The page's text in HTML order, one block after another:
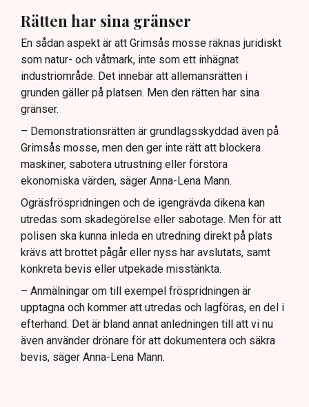
Rätten har sina gränser
En sådan aspekt är att Grimsås mosse räknas juridiskt
som natur- och våtmark, inte som ett inhägnat
industriområde. Det innebär att allemansrätten i
grunden gäller på platsen. Men den rätten har sina
gränser.
– Demonstrationsrätten är grundlagsskyddad även på
Grimsås mosse, men den ger inte rätt att blockera
maskiner, sabotera utrustning eller förstöra
ekonomiska värden, säger Anna-Lena Mann.
Ogräsfröspridningen och de igengrävda dikena kan
utredas som skadegörelse eller sabotage. Men för att
polisen ska kunna inleda en utredning direkt på plats
krävs att brottet pågår eller nyss har avslutats, samt
konkreta bevis eller utpekade misstänkta.
– Anmälningar om till exempel fröspridningen är
upptagna och kommer att utredas och lagföras, en del i
efterhand. Det är bland annat anledningen till att vi nu
även använder drönare för att dokumentera och säkra
bevis, säger Anna-Lena Mann.